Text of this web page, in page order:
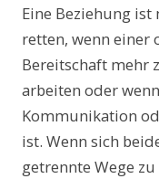
Eine Beziehung
retten, wenn einer
Bereitschaft mehr
arbeiten oder
Kommunikation
ist. Wenn sich
getrennte Wege